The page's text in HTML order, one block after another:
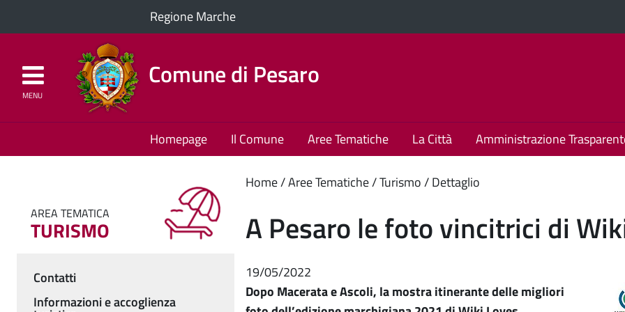
Regione Marche
Comune di Pesaro
MENU
Homepage Il Comune Aree Tematiche La Città Amministrazione
Contenuto
principale
Home Aree Tematiche Turismo Dettaglio
A Pesaro le foto vincitrici di
19/05/2022
Dopo Macerata e Ascoli, la mostra itinerante delle migliori
AREA TEMATICA
TURISMO
Menu
Contatti
Informazioni e accoglienza